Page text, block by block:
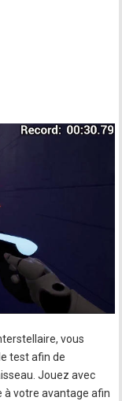
vous
test afin de
Jouez avec
à votre avantage afin